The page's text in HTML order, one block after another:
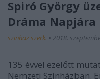
Spiró György
Dráma Napjára
szinhaz szerk. • 2018.
135 évvel ezelőtt
Nemzeti Színházban.